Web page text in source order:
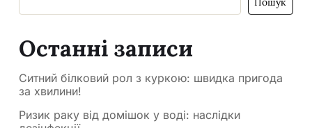
Останні записи
Ситний білковий рол з куркою: швидка пригода
за хвилини!
Ризик раку від домішок у воді: наслідки